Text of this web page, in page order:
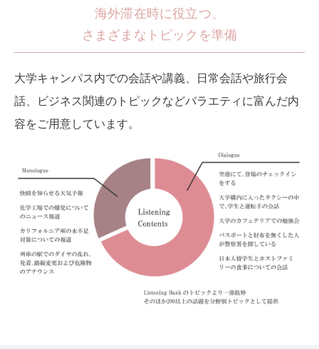
海外滞在時に役立つ、
さまざまなトピックを準備
大学キャンパス内での会話や講義、日常会話や旅行会
話、ビジネス関連のトピックなどバラエティに富んだ内
容をご用意しています。